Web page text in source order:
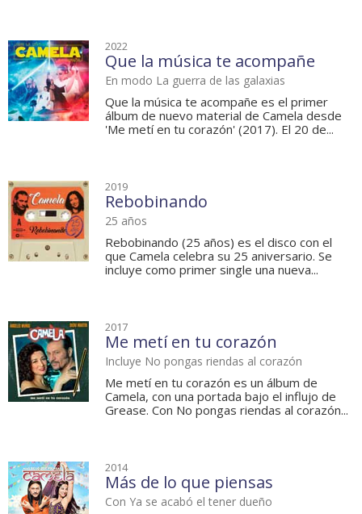
2022
Que la música te acompañe
En modo La guerra de las galaxias
Que la música te acompañe es el primer
álbum de nuevo material de Camela desde
'Me metí en tu corazón' (2017). El 20 de...
2019
Rebobinando
25 años
Rebobinando (25 años) es el disco con el
que Camela celebra su 25 aniversario. Se
incluye como primer single una nueva...
2017
Me metí en tu corazón
Incluye No pongas riendas al corazón
Me metí en tu corazón es un álbum de
Camela, con una portada bajo el influjo de
Grease. Con No pongas riendas al corazón...
2014
Más de lo que piensas
Con Ya se acabó el tener dueño